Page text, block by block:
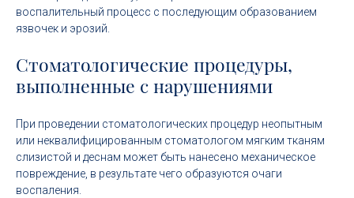
воспалительный процесс с последующим образованием
язвочек и эрозий.
Стоматологические процедуры,
выполненные с нарушениями
При проведении стоматологических процедур неопытным
или неквалифицированным стоматологом мягким тканям
слизистой и деснам может быть нанесено механическое
повреждение, в результате чего образуются очаги
воспаления.